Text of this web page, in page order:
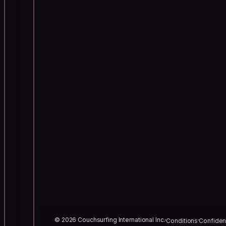
© 2026 Couchsurfing International Inc.Conditions